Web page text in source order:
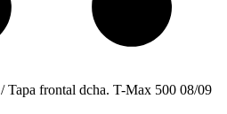
/ Tapa frontal dcha. T-Max 500 08/09